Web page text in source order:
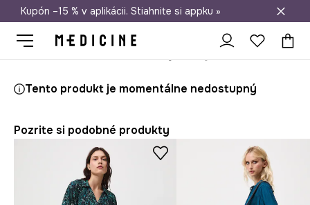
Doprava zadarmo od 50 €
Kupón –15 % v aplikácii. Stiahnite si appku »
Tento produkt je momentálne nedostupný
Pozrite si podobné produkty